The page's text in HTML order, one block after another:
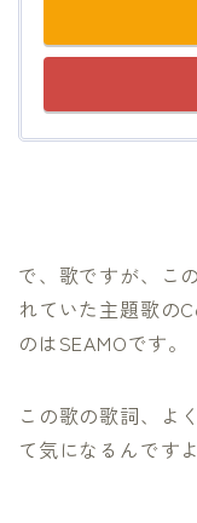
で、歌ですが、こ
れていた主題歌の
のはSEAMOです。
この歌の歌詞、よ
て気になるんですよ